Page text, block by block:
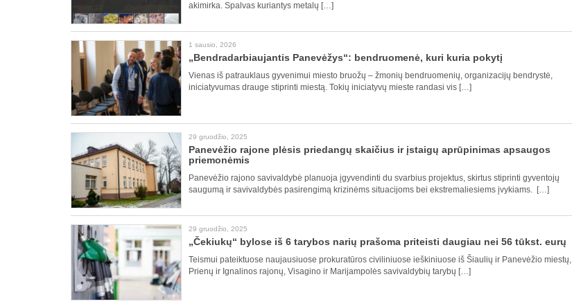
akimirka. Spalvas kuriantys metalų […]
1 sausio, 2026
„Bendradarbiaujantis Panevėžys“: bendruomenė, kuri kuria pokytį
Vienas iš patrauklaus gyvenimui miesto bruožų – žmonių bendruomenių, organizacijų bendrystė,
iniciatyvumas drauge stiprinti miestą. Tokių iniciatyvų mieste randasi vis […]
29 gruodžio, 2025
Panevėžio rajone plėsis priedangų skaičius ir įstaigų aprūpinimas apsaugos
priemonėmis
Panevėžio rajono savivaldybė planuoja įgyvendinti du svarbius projektus, skirtus stiprinti gyventojų
saugumą ir savivaldybės pasirengimą krizinėms situacijoms bei ekstremaliesiems įvykiams. […]
29 gruodžio, 2025
„Čekiukų“ bylose iš 6 tarybos narių prašoma priteisti daugiau nei 56 tūkst. eurų
Teismui pateiktuose naujausiuose prokuratūros civiliniuose ieškiniuose iš Šiaulių ir Panevėžio miestų,
Prienų ir Ignalinos rajonų, Visagino ir Marijampolės savivaldybių tarybų […]